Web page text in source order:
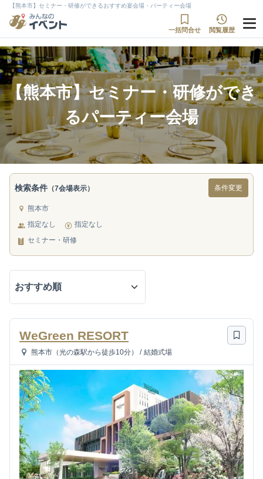
【熊本市】セミナー・研修ができるおすすめ宴会場・パーティー会場
一括問合せ 閲覧履歴
【熊本市】セミナー・研修ができ
るパーティー会場
検索条件 （7会場表示） 条件変更
熊本市
指定なし
指定なし
セミナー・研修
WeGreen RESORT
熊本市（光の森駅から徒歩10分） / 結婚式場